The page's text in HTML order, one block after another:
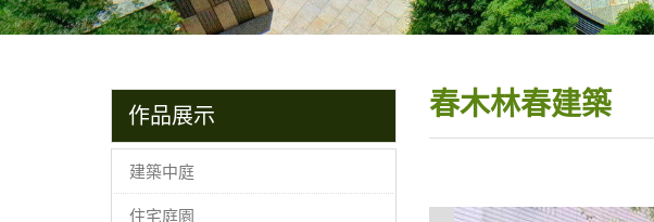
作品展示
建築中庭
住宅庭園
春木林春建築